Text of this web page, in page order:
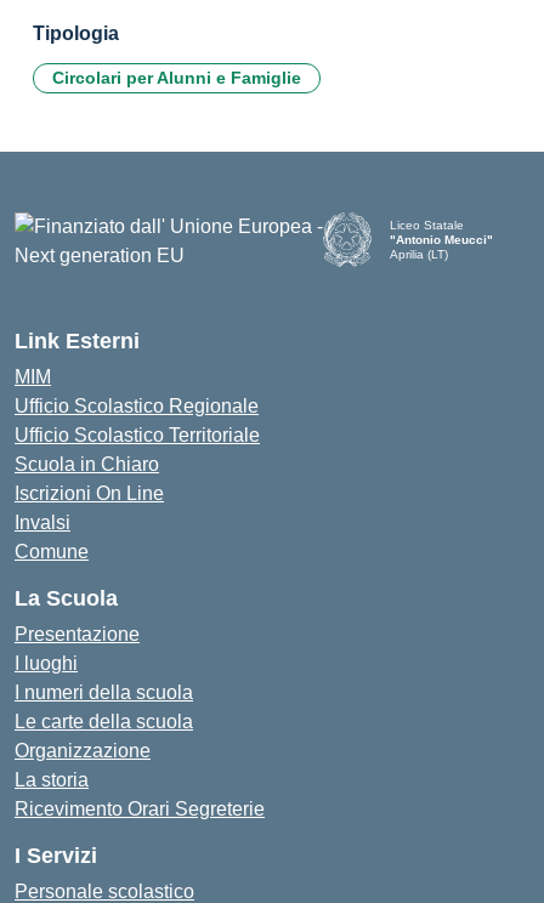
Tipologia
Circolari per Alunni e Famiglie
Liceo Statale
"Antonio Meucci"
Aprilia (LT)
Link Esterni
MIM
Ufficio Scolastico Regionale
Ufficio Scolastico Territoriale
Scuola in Chiaro
Iscrizioni On Line
Invalsi
Comune
La Scuola
Presentazione
I luoghi
I numeri della scuola
Le carte della scuola
Organizzazione
La storia
Ricevimento Orari Segreterie
I Servizi
Personale scolastico